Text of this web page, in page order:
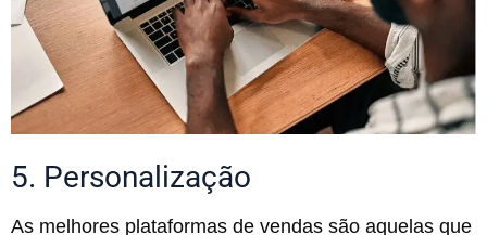
5. Personalização
As melhores plataformas de vendas são aquelas que